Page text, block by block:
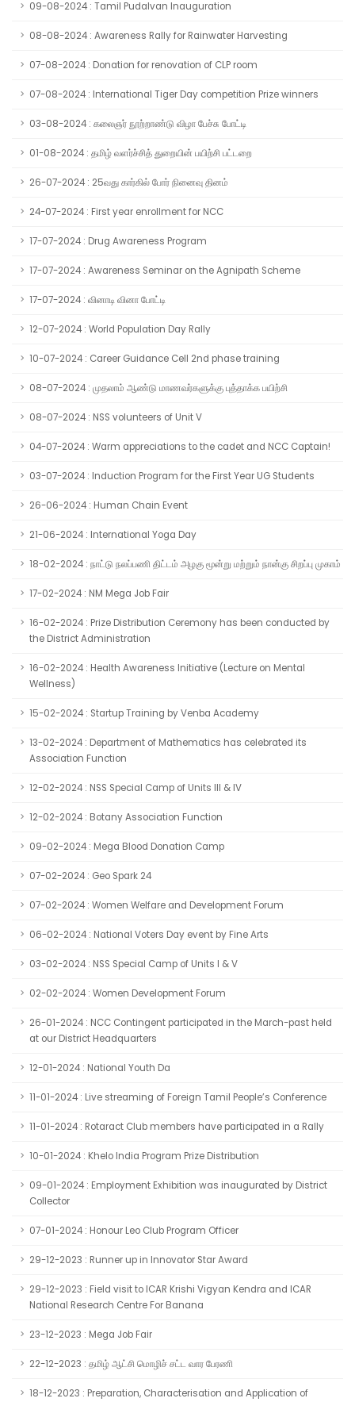
09-08-2024 : Tamil Pudalvan Inauguration
08-08-2024 : Awareness Rally for Rainwater Harvesting
07-08-2024 : Donation for renovation of CLP room
07-08-2024 : International Tiger Day competition Prize winners
03-08-2024 : கலைஞர் நூற்றாண்டு விழா பேச்சு போட்டி
01-08-2024 : தமிழ் வளர்ச்சித் துறையின் பயிற்சி பட்டறை
26-07-2024 : 25வது கார்கில் போர் நினைவு தினம்
24-07-2024 : First year enrollment for NCC
17-07-2024 : Drug Awareness Program
17-07-2024 : Awareness Seminar on the Agnipath Scheme
17-07-2024 : வினாடி வினா போட்டி
12-07-2024 : World Population Day Rally
10-07-2024 : Career Guidance Cell 2nd phase training
08-07-2024 : முதலாம் ஆண்டு மாணவர்களுக்கு புத்தாக்க பயிற்சி
08-07-2024 : NSS volunteers of Unit V
04-07-2024 : Warm appreciations to the cadet and NCC Captain!
03-07-2024 : Induction Program for the First Year UG Students
26-06-2024 : Human Chain Event
21-06-2024 : International Yoga Day
18-02-2024 : நாட்டு நலப்பணி திட்டம் அழகு மூன்று மற்றும் நான்கு சிறப்பு முகாம்
17-02-2024 : NM Mega Job Fair
16-02-2024 : Prize Distribution Ceremony has been conducted by
the District Administration
16-02-2024 : Health Awareness Initiative (Lecture on Mental
Wellness)
15-02-2024 : Startup Training by Venba Academy
13-02-2024 : Department of Mathematics has celebrated its
Association Function
12-02-2024 : NSS Special Camp of Units III & IV
12-02-2024 : Botany Association Function
09-02-2024 : Mega Blood Donation Camp
07-02-2024 : Geo Spark 24
07-02-2024 : Women Welfare and Development Forum
06-02-2024 : National Voters Day event by Fine Arts
03-02-2024 : NSS Special Camp of Units I & V
02-02-2024 : Women Development Forum
26-01-2024 : NCC Contingent participated in the March-past held
at our District Headquarters
12-01-2024 : National Youth Da
11-01-2024 : Live streaming of Foreign Tamil People’s Conference
11-01-2024 : Rotaract Club members have participated in a Rally
10-01-2024 : Khelo India Program Prize Distribution
09-01-2024 : Employment Exhibition was inaugurated by District
Collector
07-01-2024 : Honour Leo Club Program Officer
29-12-2023 : Runner up in Innovator Star Award
29-12-2023 : Field visit to ICAR Krishi Vigyan Kendra and ICAR
National Research Centre For Banana
23-12-2023 : Mega Job Fair
22-12-2023 : தமிழ் ஆட்சி மொழிச் சட்ட வார பேரணி
18-12-2023 : Preparation, Characterisation and Application of